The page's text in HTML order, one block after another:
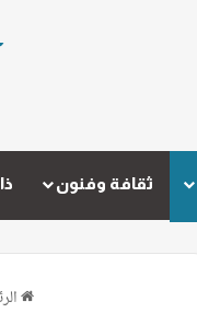
ثقافة وفنون